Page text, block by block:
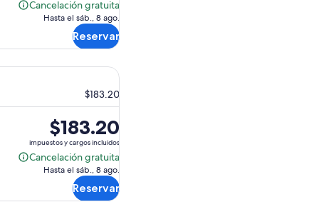
de
$160.16.
Cancelación gratuita
Cancelación
Hasta el sáb., 8 ago.
Reservar
$183.20
El
precio
es
de
$183.20.
$183.20
impuestos y cargos incluidos
Cancelación gratuita
Cancelación
Hasta el sáb., 8 ago.
Reservar